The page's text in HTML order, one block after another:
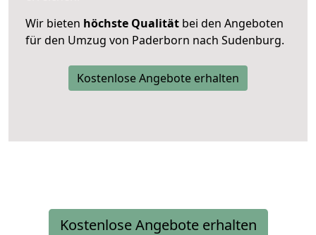
Wir bieten höchste Qualität bei den Angeboten
für den Umzug von Paderborn nach Sudenburg.
Kostenlose Angebote erhalten
Kostenlose Angebote erhalten